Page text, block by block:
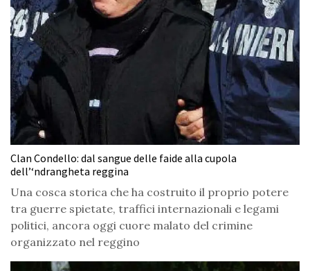
Clan Condello: dal sangue delle faide alla cupola
dell’‘ndrangheta reggina
Una cosca storica che ha costruito il proprio potere
tra guerre spietate, traffici internazionali e legami
politici, ancora oggi cuore malato del crimine
organizzato nel reggino